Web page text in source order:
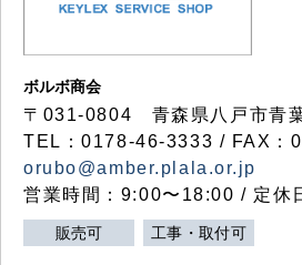
ボルボ商会
〒031-0804 青森県八戸市青
TEL：0178-46-3333 / FAX：
orubo@amber.plala.or.jp
営業時間：9:00〜18:00 / 定休
販売可 工事・取付可